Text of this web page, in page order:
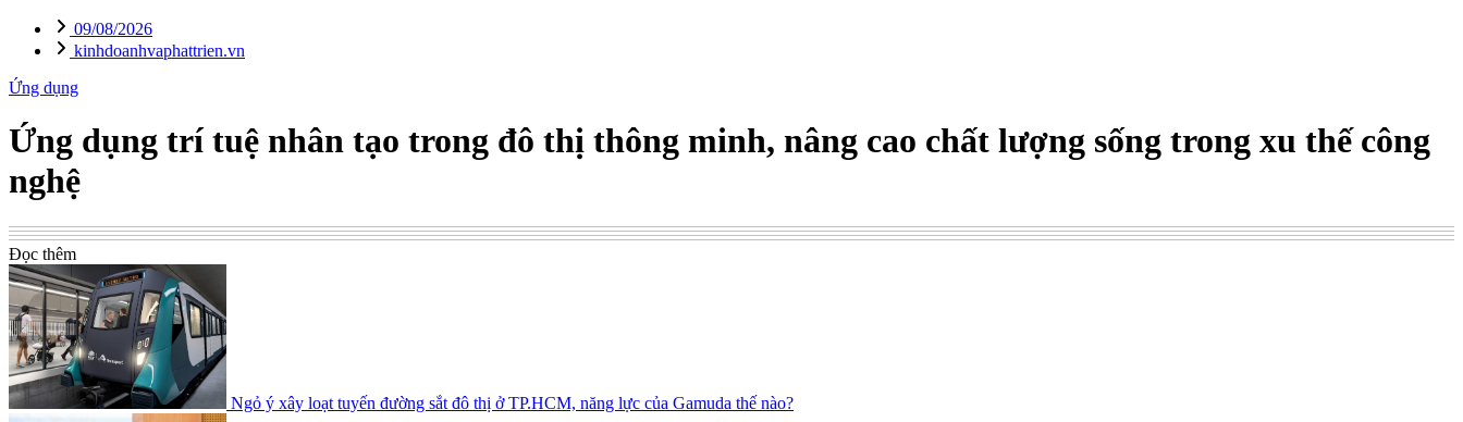
09/08/2026
kinhdoanhvaphattrien.vn
Ứng dụng
Ứng dụng trí tuệ nhân tạo trong đô thị thông minh, nâng cao chất lượng sống trong xu thế công
nghệ
Đọc thêm
Ngỏ ý xây loạt tuyến đường sắt đô thị ở TP.HCM, năng lực của Gamuda thế nào?